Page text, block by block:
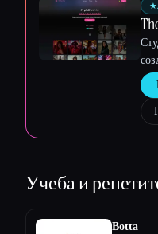
★
Учеба и
Botta